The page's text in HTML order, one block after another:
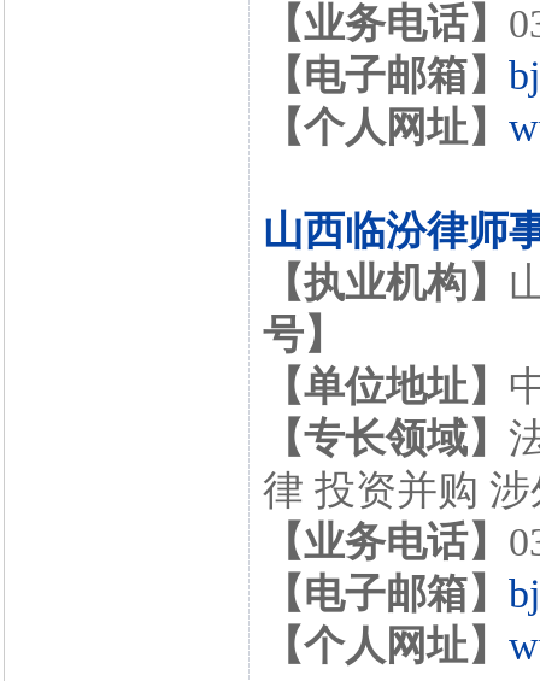
【业务电话】
【电子邮箱】
【个人网址】
山西临汾律师
【执业机构】
号】
【单位地址】
【专长领域】
律 投资并购
【业务电话】
【电子邮箱】
【个人网址】